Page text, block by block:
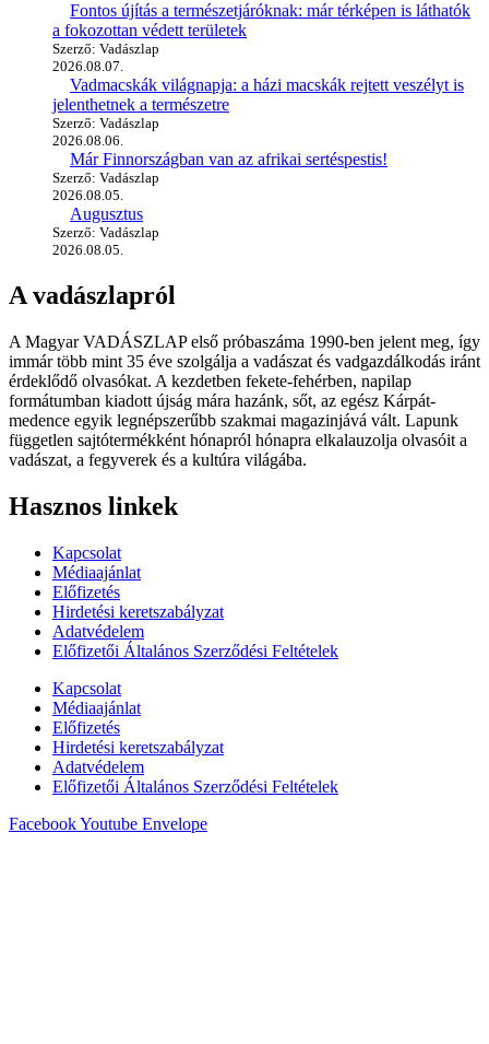
Fontos újítás a természetjáróknak: már térképen is láthatók
a fokozottan védett területek
Szerző: Vadászlap
2026.08.07.
Vadmacskák világnapja: a házi macskák rejtett veszélyt is
jelenthetnek a természetre
Szerző: Vadászlap
2026.08.06.
Már Finnországban van az afrikai sertéspestis!
Szerző: Vadászlap
2026.08.05.
Augusztus
Szerző: Vadászlap
2026.08.05.
A vadászlapról
A Magyar VADÁSZLAP első próbaszáma 1990-ben jelent meg, így
immár több mint 35 éve szolgálja a vadászat és vadgazdálkodás iránt
érdeklődő olvasókat. A kezdetben fekete-fehérben, napilap
formátumban kiadott újság mára hazánk, sőt, az egész Kárpát-
medence egyik legnépszerűbb szakmai magazinjává vált. Lapunk
független sajtótermékként hónapról hónapra elkalauzolja olvasóit a
vadászat, a fegyverek és a kultúra világába.
Hasznos linkek
Kapcsolat
Médiaajánlat
Előfizetés
Hirdetési keretszabályzat
Adatvédelem
Előfizetői Általános Szerződési Feltételek
Kapcsolat
Médiaajánlat
Előfizetés
Hirdetési keretszabályzat
Adatvédelem
Előfizetői Általános Szerződési Feltételek
FacebookYoutube Envelope